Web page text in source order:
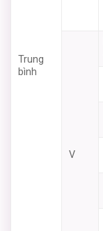
Trung
bình
V